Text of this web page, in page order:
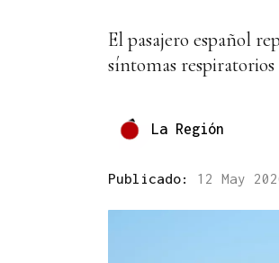
El pasajero español
síntomas respiratorios
La Región
Publicado: 12 May